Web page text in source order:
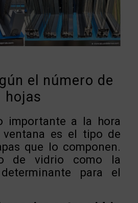
el número de
hojas
importante a la hora
es el tipo de
que lo componen.
de vidrio como la
para el